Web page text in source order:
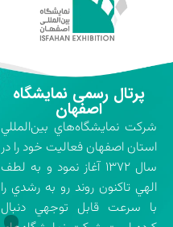
پرتال رسمی نمایشگاه
اصفهان
شركت نمايشگاه‌هاي بين‌المللي
استان اصفهان فعاليت خود را در
سال ۱۳۷۲ آغاز نمود و به لطف
الهي تاكنون روند رو به رشدي را
با سرعت قابل توجهي دنبال